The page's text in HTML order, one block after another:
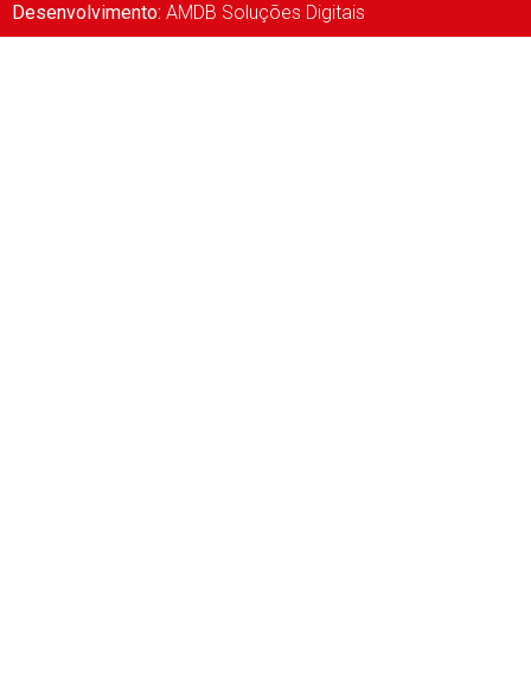
Desenvolvimento: AMDB Soluções Digitais